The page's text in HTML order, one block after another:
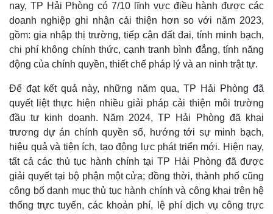
nay, TP Hải Phòng có 7/10 lĩnh vực điều hành được các
doanh nghiệp ghi nhận cải thiện hơn so với năm 2023,
gồm: gia nhập thị trường, tiếp cận đất đai, tính minh bạch,
chi phí không chính thức, cạnh tranh bình đẳng, tính năng
động của chính quyền, thiết chế pháp lý và an ninh trật tự.
Để đạt kết quả này, những năm qua, TP Hải Phòng đã
quyết liệt thực hiện nhiều giải pháp cải thiện môi trường
đầu tư kinh doanh. Năm 2024, TP Hải Phòng đã khai
trương dự án chính quyền số, hướng tới sự minh bạch,
hiệu quả và tiện ích, tạo động lực phát triển mới. Hiện nay,
tất cả các thủ tục hành chính tại TP Hải Phòng đã được
giải quyết tại bộ phận một cửa; đồng thời, thành phố cũng
công bố danh mục thủ tục hành chính và công khai trên hệ
thống trực tuyến, các khoản phí, lệ phí dịch vụ công trực